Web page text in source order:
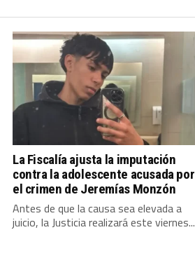
La Fiscalía ajusta la imputación
contra la adolescente acusada por
el crimen de Jeremías Monzón
Antes de que la causa sea elevada a
juicio, la Justicia realizará este viernes...